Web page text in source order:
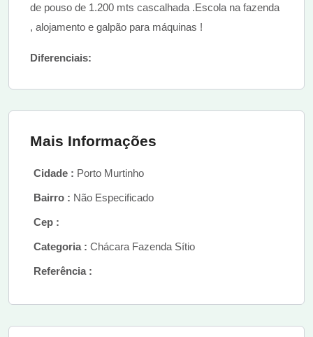
de pouso de 1.200 mts cascalhada .Escola na fazenda
, alojamento e galpão para máquinas !
Diferenciais:
Mais Informações
Cidade : Porto Murtinho
Bairro : Não Especificado
Cep :
Categoria : Chácara Fazenda Sítio
Referência :